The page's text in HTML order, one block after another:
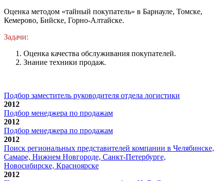
Оценка методом «тайный покупатель» в Барнауле, Томске,
Кемерово, Бийске, Горно-Алтайске.
Задачи:
Оценка качества обслуживания покупателей.
Знание техники продаж.
Подбор заместитель руководителя отдела логистики
2012
Подбор менеджера по продажам
2012
Подбор менеджера по продажам
2012
Поиск региональных представителей компании в Челябинске,
Самаре, Нижнем Новгороде, Санкт-Петербурге,
Новосибирске, Красноярске
2012